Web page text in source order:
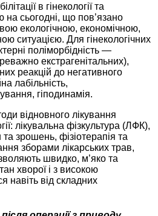
в гінекології та
на сьогодні, що пов’язано
екологічною, економічною,
ситуацією. Для гінекологічних
поліморбідність —
екстрагенітальних),
реакцій до негативного
лабільність,
гіподинамія.
відновного лікування
лікувальна фізкультура (ЛФК),
зрошень, фізіотерапія та
зборами лікарських трав,
швидко, м’яко та
хворої і з високою
навіть від складних